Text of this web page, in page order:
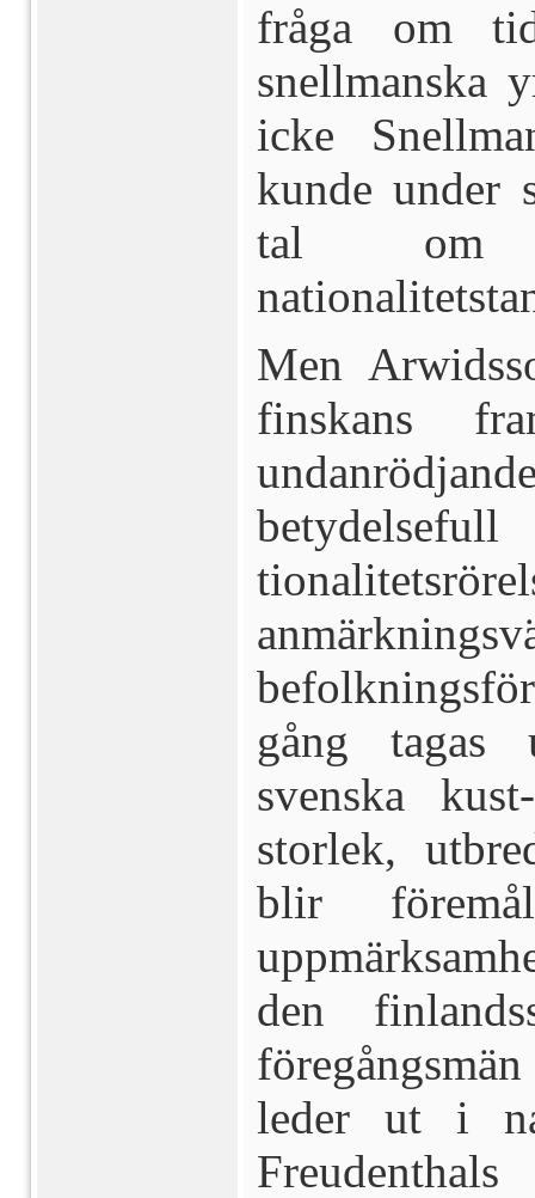
fråga om
snellmanska
icke
kunde under
tal om
Men
finskans
gång tagas
svenska
storlek,
blir
den
leder ut i